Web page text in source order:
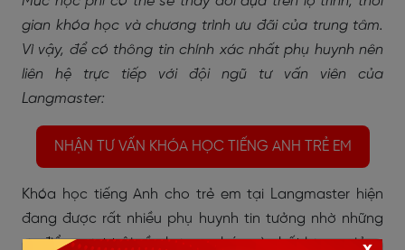
gian khóa học và chương trình ưu đãi của trung tâm.
Vì vậy, để có thông tin chính xác nhất phụ huynh nên
liên hệ trực tiếp với đội ngũ tư vấn viên của
Langmaster:
NHẬN TƯ VẤN KHÓA HỌC TIẾNG ANH TRẺ EM
Khóa học tiếng Anh cho trẻ em tại Langmaster hiện
đang được rất nhiều phụ huynh tin tưởng nhờ những
ưu điểm vượt trội về phương pháp và chất lượng giảng